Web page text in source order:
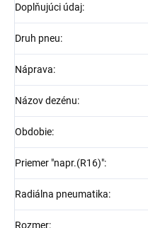
Doplňujúci údaj:
Druh pneu:
Náprava:
Názov dezénu:
Obdobie:
Priemer "napr.(R16)":
Radiálna pneumatika:
Rozmer: